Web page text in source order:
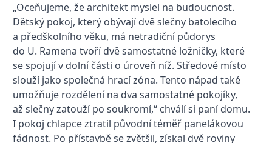
„Oceňujeme, že architekt myslel na budoucnost.
Dětský pokoj, který obývají dvě slečny batolecího
a předškolního věku, má netradiční půdorys
do U. Ramena tvoří dvě samostatné ložničky, které
se spojují v dolní části o úroveň níž. Středové místo
slouží jako společná hrací zóna. Tento nápad také
umožňuje rozdělení na dva samostatné pokojíky,
až slečny zatouží po soukromí,“ chválí si paní domu.
I pokoj chlapce ztratil původní téměř panelákovou
fádnost. Po přístavbě se zvětšil, získal dvě roviny